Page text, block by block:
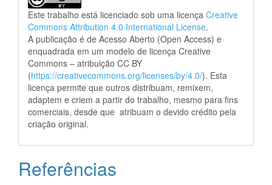
Este trabalho está licenciado sob uma licença Creative
Commons Attribution 4.0 International License.
A publicação é de Acesso Aberto (Open Access) e
enquadrada em um modelo de licença Creative
Commons – atribuição CC BY
(https://creativecommons.org/licenses/by/4.0/). Esta
licença permite que outros distribuam, remixem,
adaptem e criem a partir do trabalho, mesmo para fins
comerciais, desde que atribuam o devido crédito pela
criação original.
Referências